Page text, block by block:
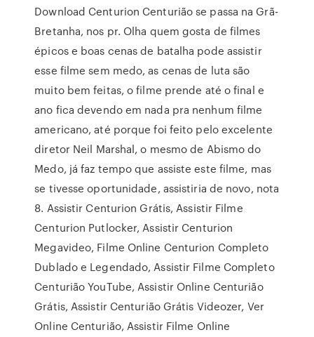
Download Centurion Centurião se passa na Grã-
Bretanha, nos pr. Olha quem gosta de filmes
épicos e boas cenas de batalha pode assistir
esse filme sem medo, as cenas de luta são
muito bem feitas, o filme prende até o final e
ano fica devendo em nada pra nenhum filme
americano, até porque foi feito pelo excelente
diretor Neil Marshal, o mesmo de Abismo do
Medo, já faz tempo que assiste este filme, mas
se tivesse oportunidade, assistiria de novo, nota
8. Assistir Centurion Grátis, Assistir Filme
Centurion Putlocker, Assistir Centurion
Megavideo, Filme Online Centurion Completo
Dublado e Legendado, Assistir Filme Completo
Centurião YouTube, Assistir Online Centurião
Grátis, Assistir Centurião Grátis Videozer, Ver
Online Centurião, Assistir Filme Online